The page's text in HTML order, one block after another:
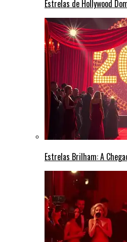
Estrelas de Hollywood
Estrelas Brilham: A